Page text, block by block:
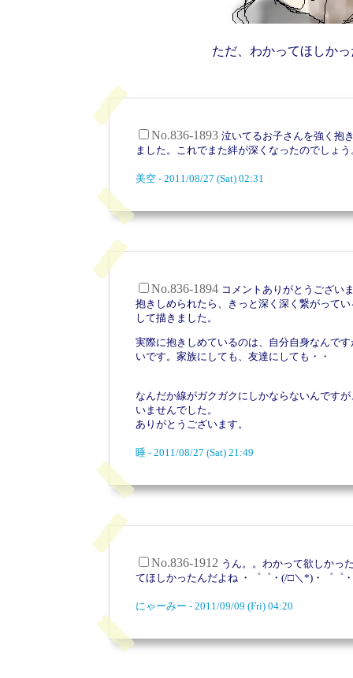
ただ、わかってほしか
No.836-1893 泣いてるお子さんを強く抱
ました。これでまた絆が深くなったのでしょう
美空 - 2011/08/27 (Sat) 02:31
No.836-1894 コメントありがとうござい
抱きしめられたら、きっと深く深く繋がって
して描きました。
実際に抱きしめているのは、自分自身なんで
いです。家族にしても、友達にしても・・
なんだか線がガクガクにしかならないんです
いませんでした。
ありがとうございます。
睡 - 2011/08/27 (Sat) 21:49
No.836-1912 うん。。わかって欲しかっ
てほしかったんだよね ・゜゜・(/□＼*)・゜゜・
にゃーみー - 2011/09/09 (Fri) 04:20